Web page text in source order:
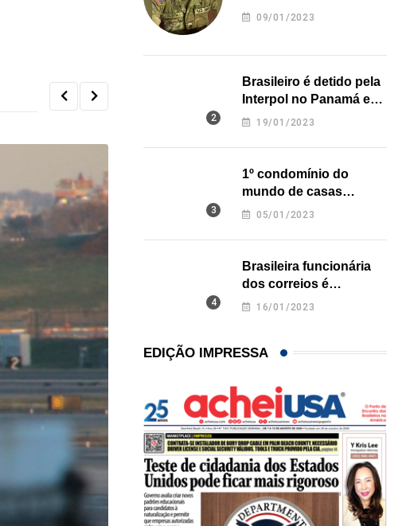
revela onde deixou o
09/01/2023
Brasileiro é detido pela
Interpol no Panamá e
pode pegar prisão
19/01/2023
1º condomínio do
mundo de casas
impressas em 3D é
05/01/2023
Brasileira funcionária
dos correios é
assassinada a facadas
16/01/2023
EDIÇÃO IMPRESSA